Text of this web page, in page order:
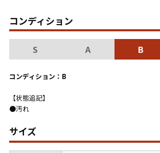
ジャケット XS S M
スウェット XS
長袖シャツ
半袖シャツ
W30以下
コンディション
S A B
コンディション：B
【状態追記】
●汚れ
サイズ